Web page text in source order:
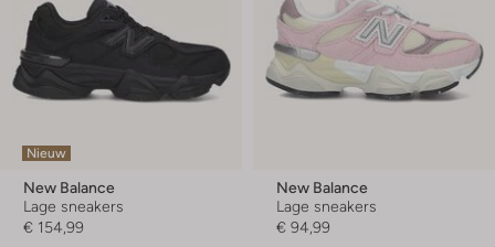
Nieuw
New Balance
Lage sneakers
€ 154,99
New Balance
Lage sneakers
€ 94,99